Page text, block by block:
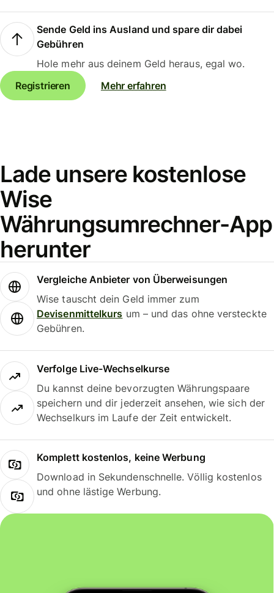
Sende Geld ins Ausland und spare dir dabei
Gebühren
Hole mehr aus deinem Geld heraus, egal wo.
Registrieren
Mehr erfahren
Lade unsere kostenlose
Wise
Währungsumrechner-App
herunter
Vergleiche Anbieter von Überweisungen
Wise tauscht dein Geld immer zum
Devisenmittelkurs um – und das ohne versteckte
Gebühren.
Verfolge Live-Wechselkurse
Du kannst deine bevorzugten Währungspaare
speichern und dir jederzeit ansehen, wie sich der
Wechselkurs im Laufe der Zeit entwickelt.
Komplett kostenlos, keine Werbung
Download in Sekundenschnelle. Völlig kostenlos
und ohne lästige Werbung.